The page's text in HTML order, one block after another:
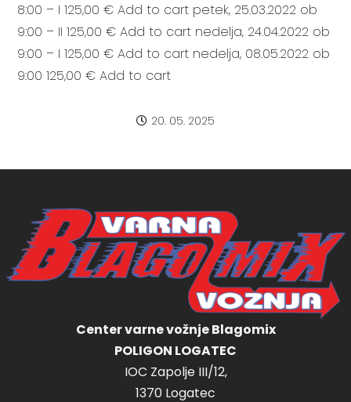
8:00 – I 125,00 € Add to cart petek, 25.03.2022 ob
9:00 – II 125,00 € Add to cart nedelja, 24.04.2022 ob
9:00 – I 125,00 € Add to cart nedelja, 08.05.2022 ob
9:00 125,00 € Add to cart
20. 05. 2025
Center varne vožnje Blagomix
POLIGON LOGATEC
IOC Zapolje III/12,
1370 Logatec